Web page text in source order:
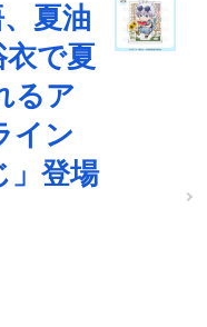
、夏油
で夏
るア
イン
」登場